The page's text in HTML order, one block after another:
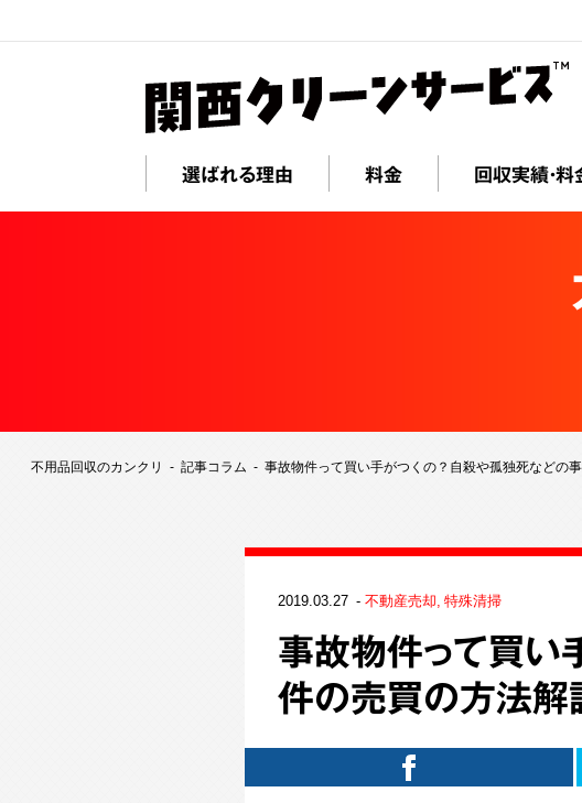
選ばれる理由 料金 回収実績・
不用品回収のカンクリ 記事コラム 事故物件って買い手がつくの？自殺や孤独死などの
2019.03.27 不動産売却 特殊清掃
事故物件って買い
件の売買の方法解